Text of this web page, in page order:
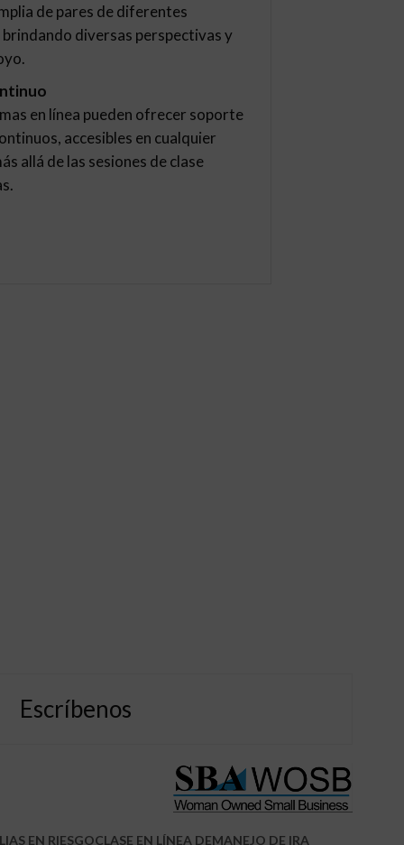
de pares de diferentes
brindando diversas perspectivas y
en línea pueden ofrecer soporte
accesibles en cualquier
allá de las sesiones de clase
Escríbenos
EN RIESGOCLASE EN LÍNEA DEMANEJO DE IRA